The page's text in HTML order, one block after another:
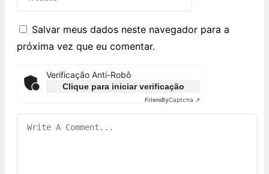
Salvar meus dados neste navegador para a
próxima vez que eu comentar.
Verificação Anti-Robô
Clique para iniciar verificação
FriendlyCaptcha ⇗